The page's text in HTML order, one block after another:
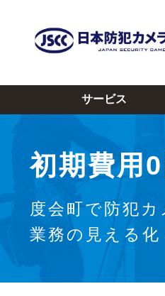
サービス
初期費用0
度会町で防犯
業務の見える化